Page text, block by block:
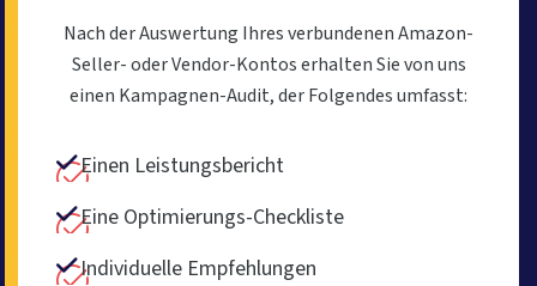
Nach der Auswertung Ihres verbundenen Amazon-
Seller- oder Vendor-Kontos erhalten Sie von uns
einen Kampagnen-Audit, der Folgendes umfasst:
Einen Leistungsbericht
Eine Optimierungs-Checkliste
Individuelle Empfehlungen